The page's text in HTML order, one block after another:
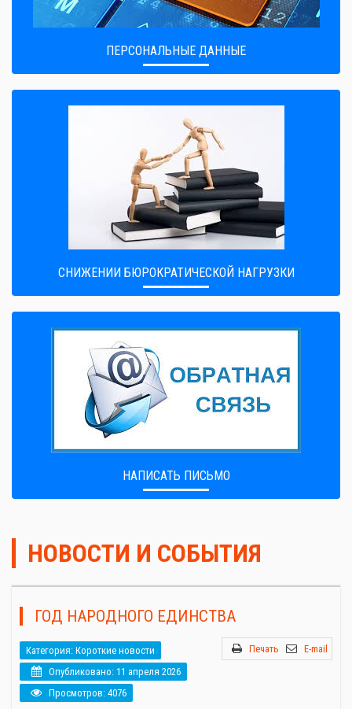
ПЕРСОНАЛЬНЫЕ ДАННЫЕ
CНИЖЕНИИ БЮРОКРАТИЧЕСКОЙ НАГРУЗКИ
НАПИСАТЬ ПИСЬМО
НОВОСТИ И СОБЫТИЯ
ГОД НАРОДНОГО ЕДИНСТВА
Печать E-mail
Категория: Короткие новости
Опубликовано: 11 апреля 2026
Просмотров: 4076